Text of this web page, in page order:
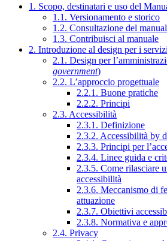
1. Scopo, destinatari e uso del
1.1. Versionamento e storico
1.2. Consultazione del
1.3. Contribuisci al manuale
2. Introduzione al design per i
2.1. Design per
government)
2.2. L’approccio progettuale
2.2.1. Buone pratiche
2.2.2. Principi
2.3. Accessibilità
2.3.1. Definizione
2.3.2. Accessibilità by
2.3.3. Principi per
2.3.4. Linee guida e
2.3.5. Come rilasciare
accessibilità
2.3.6. Meccanismo di
attuazione
2.3.7. Obiettivi
2.3.8. Normativa e
2.4. Privacy